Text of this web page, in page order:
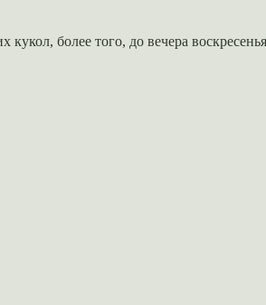
более того, до вечера